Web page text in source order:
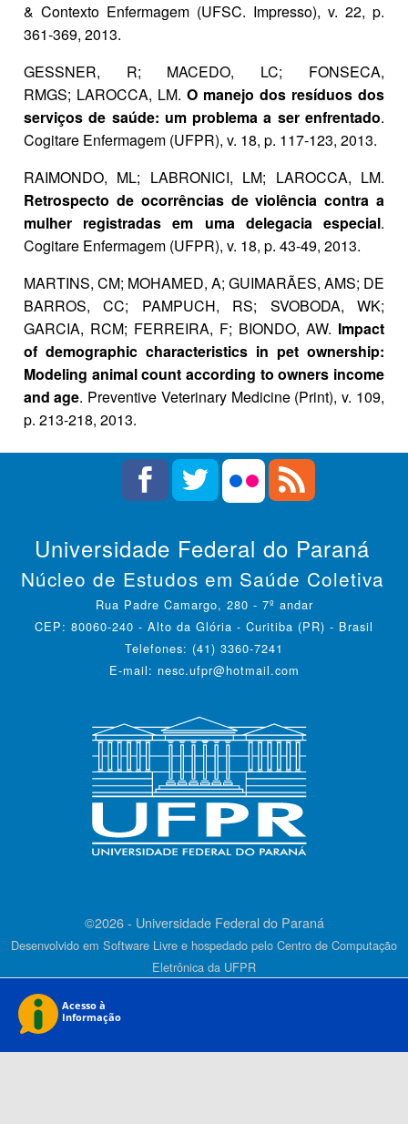
& Contexto Enfermagem (UFSC. Impresso), v. 22, p.
361-369, 2013.
GESSNER, R; MACEDO, LC; FONSECA,
RMGS; LAROCCA, LM. O manejo dos resíduos dos
serviços de saúde: um problema a ser enfrentado.
Cogitare Enfermagem (UFPR), v. 18, p. 117-123, 2013.
RAIMONDO, ML; LABRONICI, LM; LAROCCA, LM.
Retrospecto de ocorrências de violência contra a
mulher registradas em uma delegacia especial.
Cogitare Enfermagem (UFPR), v. 18, p. 43-49, 2013.
MARTINS, CM; MOHAMED, A; GUIMARÃES, AMS; DE
BARROS, CC; PAMPUCH, RS; SVOBODA, WK;
GARCIA, RCM; FERREIRA, F; BIONDO, AW. Impact
of demographic characteristics in pet ownership:
Modeling animal count according to owners income
and age. Preventive Veterinary Medicine (Print), v. 109,
p. 213-218, 2013.
Universidade Federal do Paraná
Núcleo de Estudos em Saúde Coletiva
Rua Padre Camargo, 280 - 7º andar
CEP: 80060-240 - Alto da Glória - Curitiba (PR) - Brasil
Telefones: (41) 3360-7241
E-mail: nesc.ufpr@hotmail.com
©2026 - Universidade Federal do Paraná
Desenvolvido em Software Livre e hospedado pelo Centro de Computação
Eletrônica da UFPR